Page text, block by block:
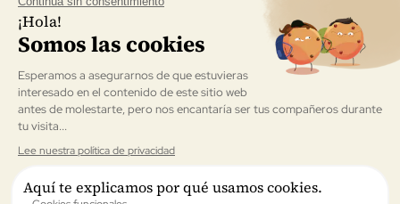
Acepto recibir la newsletter enviada por Délifrance
Validar